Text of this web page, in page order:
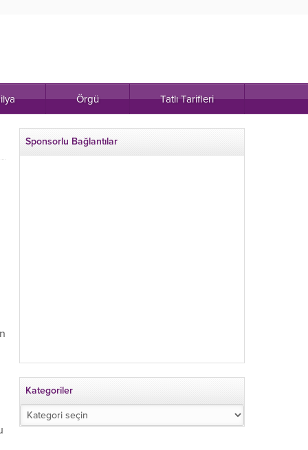
Örgü Tatlı Tarifleri
Sponsorlu Bağlantılar
Kategoriler
Kategoriler